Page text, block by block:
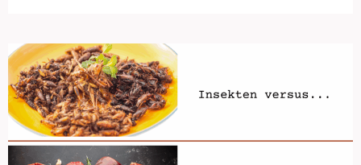
Geschützt:
Die
Underdogs
der
Proteine